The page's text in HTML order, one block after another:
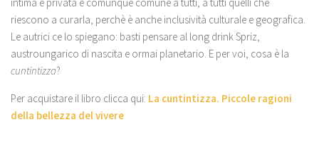
riescono a curarla, perchè è anche inclusività culturale e geografica.
Le autrici ce lo spiegano: basti pensare al long drink Spriz,
austroungarico di nascita e ormai planetario. E per voi, cosa è la
cuntintizza?
Per acquistare il libro clicca qui: La cuntintizza. Piccole ragioni
della bellezza del vivere